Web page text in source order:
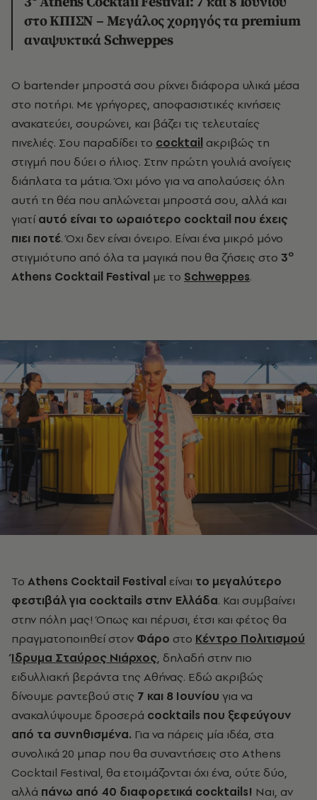
στο ΚΠΙΣΝ – Μεγάλος χορηγός τα premium
αναψυκτικά Schweppes
Ο bartender μπροστά σου ρίχνει διάφορα υλικά μέσα
στο ποτήρι. Με γρήγορες, αποφασιστικές κινήσεις
ανακατεύει, σουρώνει, και βάζει τις τελευταίες
πινελιές. Σου παραδίδει το cocktail ακριβώς τη
στιγμή που δύει ο ήλιος. Στην πρώτη γουλιά ανοίγεις
διάπλατα τα μάτια. Όχι μόνο για να απολαύσεις όλη
αυτή τη θέα που απλώνεται μπροστά σου, αλλά και
γιατίαυτό είναι το ωραιότερο cocktail που έχεις
πιει ποτέ. Όχι δεν είναι όνειρο. Είναι ένα μικρό μόνο
στιγμιότυπο από όλα τα μαγικά που θα ζήσεις στο 3ο
Athens Cocktail Festival με το Schweppes.
To Athens Cocktail Festival είναι το μεγαλύτερο
φεστιβάλ για cocktails στην Ελλάδα. Και συμβαίνει
στην πόλη μας! Όπως και πέρυσι, έτσι και φέτος θα
πραγματοποιηθεί στον Φάρο στο Κέντρο Πολιτισμού
Ίδρυμα Σταύρος Νιάρχος, δηλαδή στην πιο
ειδυλλιακή βεράντα της Αθήνας. Εδώ ακριβώς
δίνουμε ραντεβού στις 7 και 8 Ιουνίου για να
ανακαλύψουμε δροσερά cocktails που ξεφεύγουν
από τα συνηθισμένα. Για να πάρεις μία ιδέα, στα
συνολικά 20 μπαρ που θα συναντήσεις στο Athens
Cocktail Festival, θα ετοιμάζονται όχι ένα, ούτε δύο,
αλλά πάνω από 40 διαφορετικά cocktails! Ναι, αν